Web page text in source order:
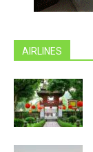
AIRLINES